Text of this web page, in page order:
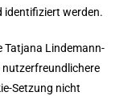
identifiziert werden.
Tatjana Lindemann-
Setzung nicht